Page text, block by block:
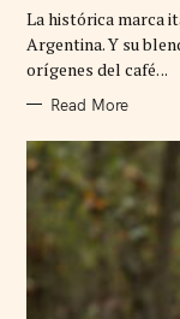
O
R
I
E
La histórica marca
Argentina. Y su
orígenes del café. ..
Read More